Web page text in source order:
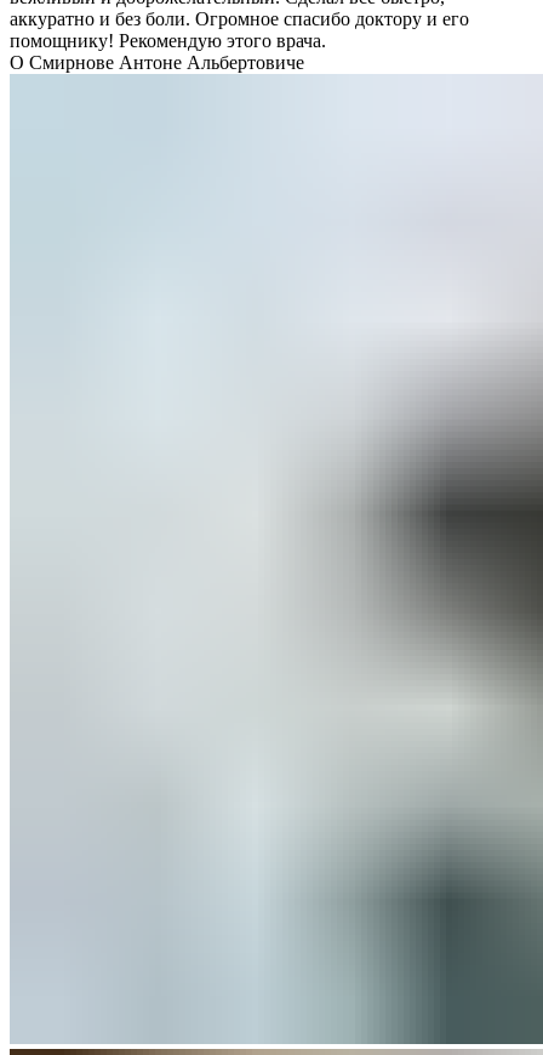
аккуратно и без боли. Огромное спасибо доктору и его
помощнику! Рекомендую этого врача.
О Смирнове Антоне Альбертовиче